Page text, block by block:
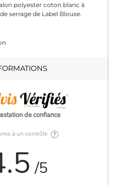
polyester coton blanc à
serrage de Label Blouse.
de confiance
à un contrôle
/5